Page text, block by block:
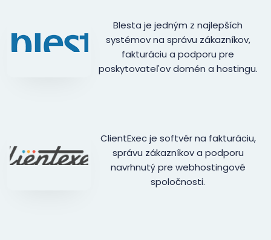
Blesta je jedným z najlepších
systémov na správu zákazníkov,
fakturáciu a podporu pre
poskytovateľov domén a hostingu.
ClientExec je softvér na fakturáciu,
správu zákazníkov a podporu
navrhnutý pre webhostingové
spoločnosti.